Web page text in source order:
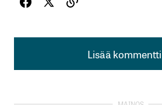
Lisää kommentti
Lisää kommentti